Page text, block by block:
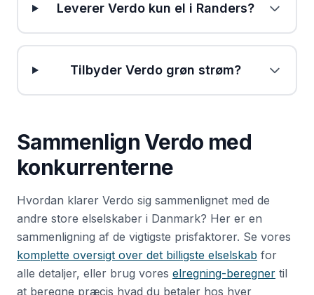
Leverer Verdo kun el i Randers?
Tilbyder Verdo grøn strøm?
SammenlignVerdo med
konkurrenterne
Hvordan klarer Verdo sig sammenlignet med de
andre store elselskaber i Danmark? Her er en
sammenligning af de vigtigste prisfaktorer. Se vores
komplette oversigt over det billigste elselskab for
alle detaljer, eller brug vores elregning-beregner til
at beregne præcis hvad du betaler hos hver